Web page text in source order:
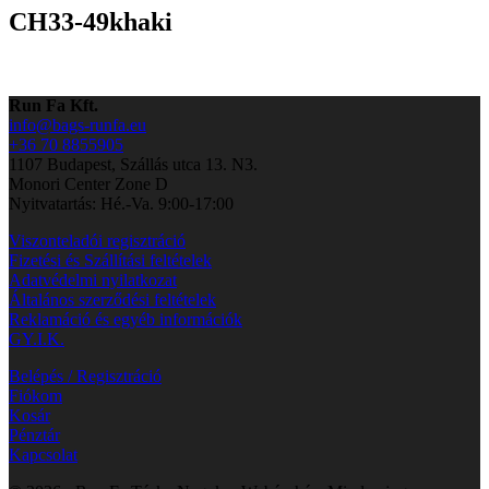
CH33-49khaki
Run Fa Kft.
info@bags-runfa.eu
+36 70 8855905
1107 Budapest, Szállás utca 13. N3.
Monori Center Zone D
Nyitvatartás: Hé.-Va. 9:00-17:00
Viszonteladói regisztráció
Fizetési és Szállítási feltételek
Adatvédelmi nyilatkozat
Általános szerződési feltételek
Reklamáció és egyéb információk
GY.I.K.
Belépés / Regisztráció
Fiókom
Kosár
Pénztár
Kapcsolat